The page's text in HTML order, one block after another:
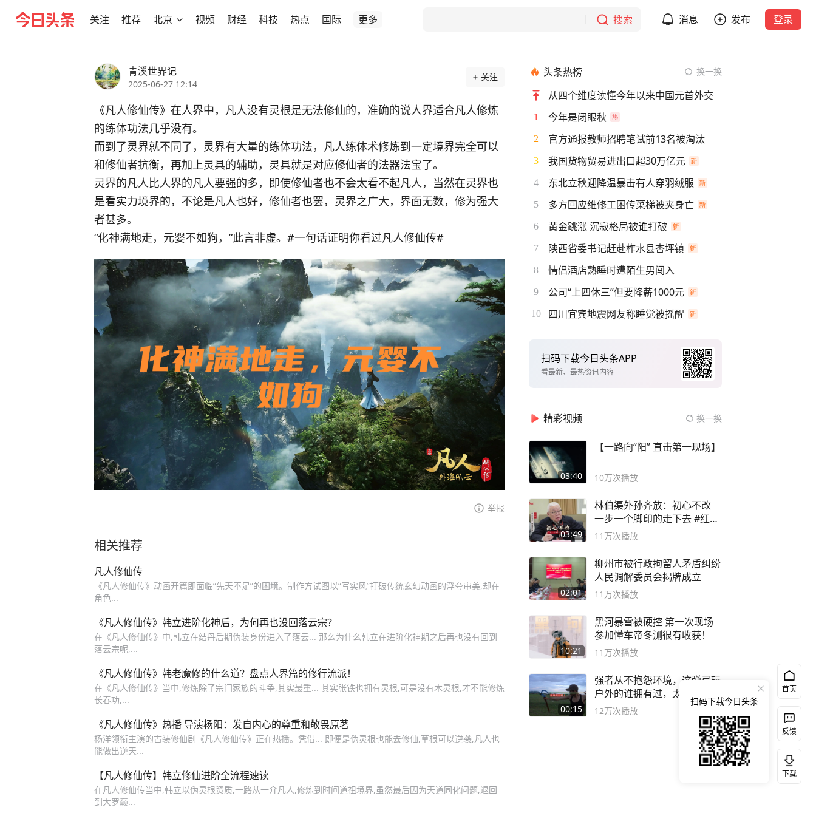
关注 推荐 北京 视频 财经 科技 热点 国际 更多 搜索 消息 发布 登录
青溪世界记
2025-06-27 12:14
关注
《凡人修仙传》在人界中，凡人没有灵根是无法修仙的，准确的说人界适合凡人修炼
的练体功法几乎没有。
而到了灵界就不同了，灵界有大量的练体功法，凡人练体术修炼到一定境界完全可以
和修仙者抗衡，再加上灵具的辅助，灵具就是对应修仙者的法器法宝了。
灵界的凡人比人界的凡人要强的多，即使修仙者也不会太看不起凡人，当然在灵界也
是看实力境界的，不论是凡人也好，修仙者也罢，灵界之广大，界面无数，修为强大
者甚多。
“化神满地走，元婴不如狗，”此言非虚。#一句话证明你看过凡人修仙传#
举报
相关推荐
凡人修仙传
《凡人修仙传》动画开篇即面临“先天不足”的困境。制作方试图以“写实风”打破传统玄幻动画的浮夸审美,却在
角色...
《凡人修仙传》韩立进阶化神后，为何再也没回落云宗？
在《凡人修仙传》中,韩立在结丹后期伪装身份进入了落云... 那么为什么韩立在进阶化神期之后再也没有回到
落云宗呢,...
《凡人修仙传》韩老魔修的什么道？盘点人界篇的修行流派！
在《凡人修仙传》当中,修炼除了宗门家族的斗争,其实最重... 其实张铁也拥有灵根,可是没有木灵根,才不能修炼
长春功,...
《凡人修仙传》热播 导演杨阳：发自内心的尊重和敬畏原著
杨洋领衔主演的古装修仙剧《凡人修仙传》正在热播。凭借... 即便是伪灵根也能去修仙,草根可以逆袭,凡人也
能做出逆天...
【凡人修仙传】韩立修仙进阶全流程速读
在凡人修仙传当中,韩立以伪灵根资质,一路从一介凡人,修炼到时间道祖境界,虽然最后因为天道同化问题,退回
到大罗巅...
头条热榜 换一换
从四个维度读懂今年以来中国元首外交
1 今年是闭眼秋
2 官方通报教师招聘笔试前13名被淘汰
3 我国货物贸易进出口超30万亿元
4 东北立秋迎降温暴击有人穿羽绒服
5 多方回应维修工困传菜梯被夹身亡
6 黄金跳涨 沉寂格局被谁打破
7 陕西省委书记赶赴柞水县杏坪镇
8 情侣酒店熟睡时遭陌生男闯入
9 公司“上四休三”但要降薪1000元
10 四川宜宾地震网友称睡觉被摇醒
扫码下载今日头条APP
看最新、最热资讯内容
精彩视频 换一换
03:40
【一路向“阳” 直击第一现场】
10万次播放
03:49
林伯渠外孙齐放：初心不改
一步一个脚印的走下去 #红船
论坛
11万次播放
02:01
柳州市被行政拘留人矛盾纠纷
人民调解委员会揭牌成立
11万次播放
10:21
黑河暴雪被硬控 第一次现场
参加懂车帝冬测很有收获！
11万次播放
00:15
强者从不抱怨环境，这弹弓玩
户外的谁拥有过，太准了#弹
弓#户外
12万次播放
首页
反馈
下载
扫码下载今日头条